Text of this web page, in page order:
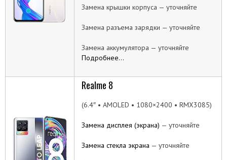
Замена крышки корпуса — уточняйте
Замена разъема зарядки — уточняйте
Замена аккумулятора — уточняйте
Подробнее…
Realme 8
(6.4″ • AMOLED • 1080×2400 • RMX3085)
Замена дисплея (экрана) — уточняйте
Замена стекла экрана — уточняйте